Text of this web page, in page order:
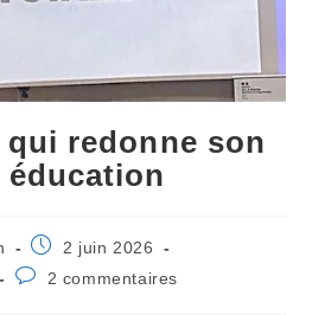
redonne son
Publication
publiée :
2 juin 2026
Commentaires
2 commentaires